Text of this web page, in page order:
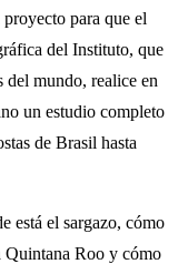
para que el
del Instituto, que
del mundo, realice en
un estudio completo
de Brasil hasta
está el sargazo, cómo
Quintana Roo y cómo